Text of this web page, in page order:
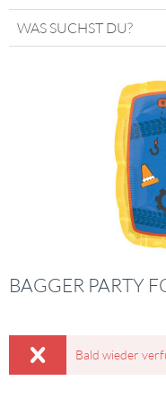
BAGGER PARTY
Bald wieder